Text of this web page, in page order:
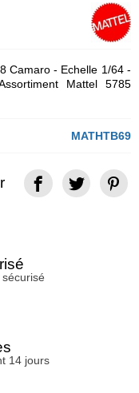
Camaro - Echelle 1/64 -
Mattel 5785
MATHTB69
14 jours